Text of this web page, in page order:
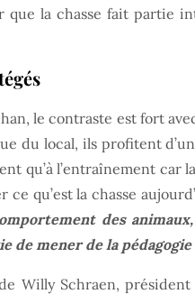
la chasse fait partie
le contraste est fort
du local, ils profitent
qu’à l’entraînement
qu’est la chasse
des
de mener de la
Willy Schraen,